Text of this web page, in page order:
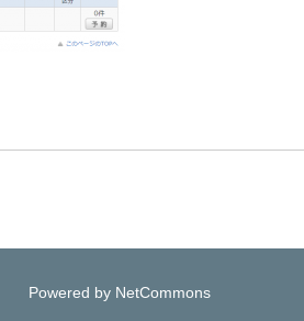
Powered by NetCommons